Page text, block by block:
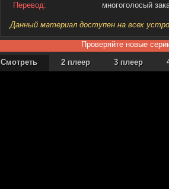
Перевод: многоголосый
Данный материал доступен на всех
Проверяйте новые
Смотреть
2 плеер 3 плеер